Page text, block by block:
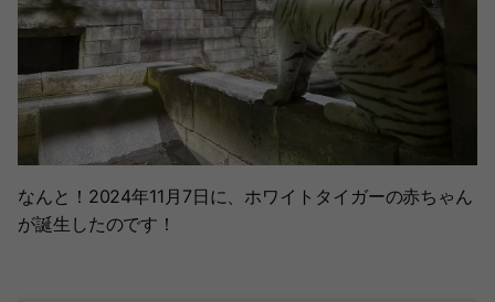
なんと！2024年11月7日に、ホワイトタイガーの赤ちゃん
が誕生したのです！